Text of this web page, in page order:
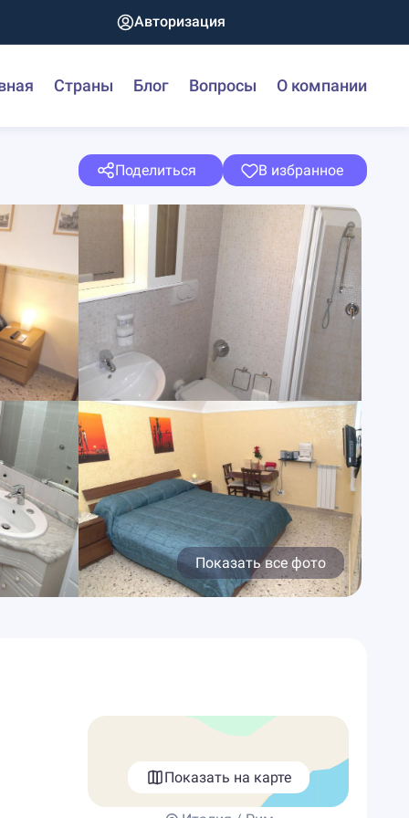
Авторизация
Страны Блог Вопросы О компании
Поделиться В избранное
Показать все фото
Показать на карте